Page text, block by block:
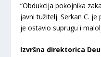
“Obdukcija pokojnika
javni tužitelj. Serkan C.
je ostavio suprugu i
Izvršna direktorica